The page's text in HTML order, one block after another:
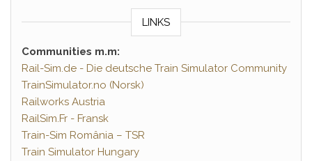
LINKS
Communities m.m:
Rail-Sim.de - Die deutsche Train Simulator Community
TrainSimulator.no (Norsk)
Railworks Austria
RailSim.Fr - Fransk
Train-Sim România – TSR
Train Simulator Hungary